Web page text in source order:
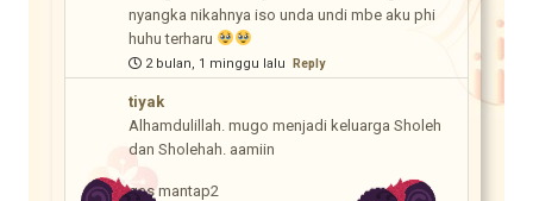
nyangka nikahnya iso unda undi mbe aku phi
huhu terharu
2 bulan, 1 minggu lalu Reply
tiyak
Alhamdulillah. mugo menjadi keluarga Sholeh
dan Sholehah. aamiin
gas mantap2